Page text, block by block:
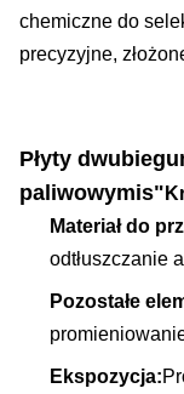
chemiczne do
precyzyjne,
Płyty
paliwowymis"
Materiał do
odtłuszczanie
Pozostałe
Ekspozycja: